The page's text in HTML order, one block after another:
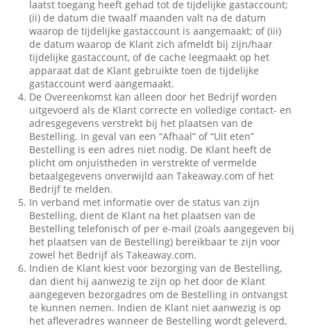
laatst toegang heeft gehad tot de tijdelijke gastaccount;
(ii) de datum die twaalf maanden valt na de datum
waarop de tijdelijke gastaccount is aangemaakt; of (iii)
de datum waarop de Klant zich afmeldt bij zijn/haar
tijdelijke gastaccount, of de cache leegmaakt op het
apparaat dat de Klant gebruikte toen de tijdelijke
gastaccount werd aangemaakt.
De Overeenkomst kan alleen door het Bedrijf worden
uitgevoerd als de Klant correcte en volledige contact- en
adresgegevens verstrekt bij het plaatsen van de
Bestelling. In geval van een “Afhaal” of “Uit eten”
Bestelling is een adres niet nodig. De Klant heeft de
plicht om onjuistheden in verstrekte of vermelde
betaalgegevens onverwijld aan Takeaway.com of het
Bedrijf te melden.
In verband met informatie over de status van zijn
Bestelling, dient de Klant na het plaatsen van de
Bestelling telefonisch of per e-mail (zoals aangegeven bij
het plaatsen van de Bestelling) bereikbaar te zijn voor
zowel het Bedrijf als Takeaway.com.
Indien de Klant kiest voor bezorging van de Bestelling,
dan dient hij aanwezig te zijn op het door de Klant
aangegeven bezorgadres om de Bestelling in ontvangst
te kunnen nemen. Indien de Klant niet aanwezig is op
het afleveradres wanneer de Bestelling wordt geleverd,